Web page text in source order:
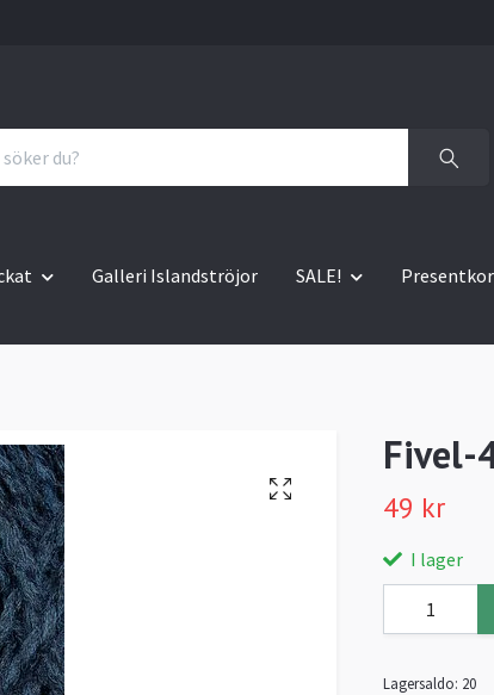
Galleri Islandströjor SALE!
Fivel-
49 kr
I lager
Lagersaldo: 20